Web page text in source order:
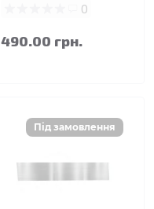
0
490.00 грн.